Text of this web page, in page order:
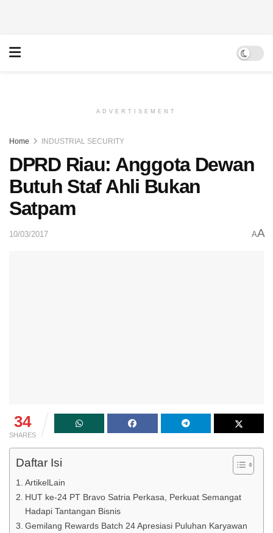
ADVERTISEMENT
Home INDUSTRIAL SECURITY
DPRD Riau: Anggota Dewan
Butuh Staf Ahli Bukan
Satpam
10/03/2017 AA
34
SHARES
Daftar Isi
ArtikelLain
HUT ke-24 PT Bravo Satria Perkasa, Perkuat Semangat
Hadapi Tantangan Bisnis
Gemilang Rewards Batch 24 Apresiasi Puluhan Karyawan